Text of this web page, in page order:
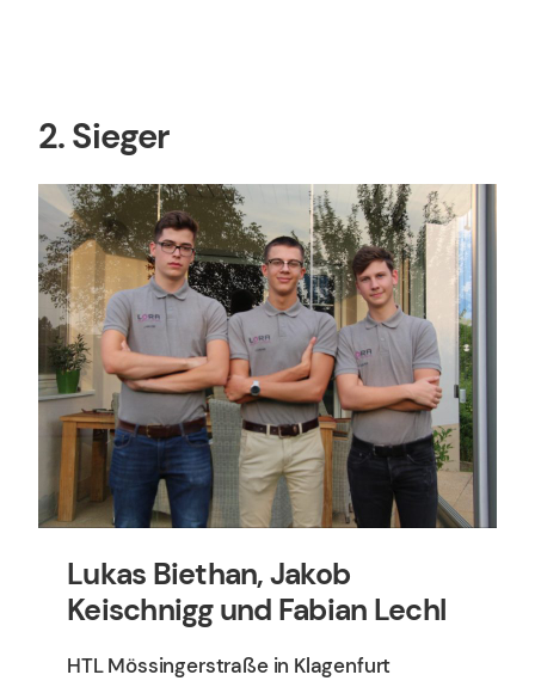
2. Sieger
Lukas Biethan, Jakob
Keischnigg und Fabian Lechl
HTL Mössingerstraße in Klagenfurt